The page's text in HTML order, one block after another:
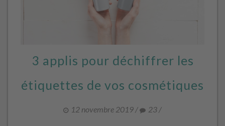
3 applis pour déchiffrer les
étiquettes de vos cosmétiques
12 novembre 2019 / 23 /